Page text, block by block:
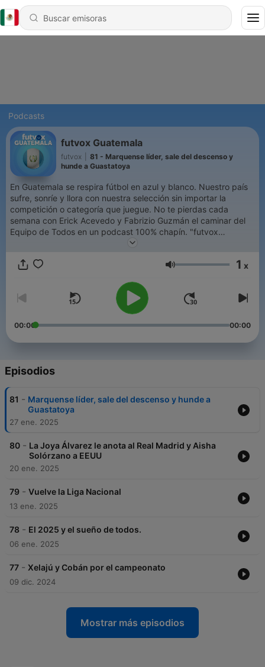
Podcasts
futvox Guatemala
futvox
81 - Marquense líder, sale del descenso y
hunde a Guastatoya
En Guatemala se respira fútbol en azul y blanco. Nuestro país
sufre, sonríe y llora con nuestra selección sin importar la
competición o categoría que juegue. No te pierdas cada
semana con Erick Acevedo y Fabrizio Guzmán el caminar del
Equipo de Todos en un podcast 100% chapín. "futvox
Guatemala", exclusivo de futvox. Hablamos fútbol. ¡Síguenos
@nacionfutvoxca TikTok: @nacionfutvoxca Facebook:
Volumen 1 x
00:00 00:00
Episodios
81 - Marquense líder, sale del descenso y hunde a
Guastatoya
27 ene. 2025
80 - La Joya Álvarez le anota al Real Madrid y Aisha
Solórzano a EEUU
20 ene. 2025
79 - Vuelve la Liga Nacional
13 ene. 2025
78 - El 2025 y el sueño de todos.
06 ene. 2025
77 - Xelajú y Cobán por el campeonato
09 dic. 2024
Mostrar más episodios